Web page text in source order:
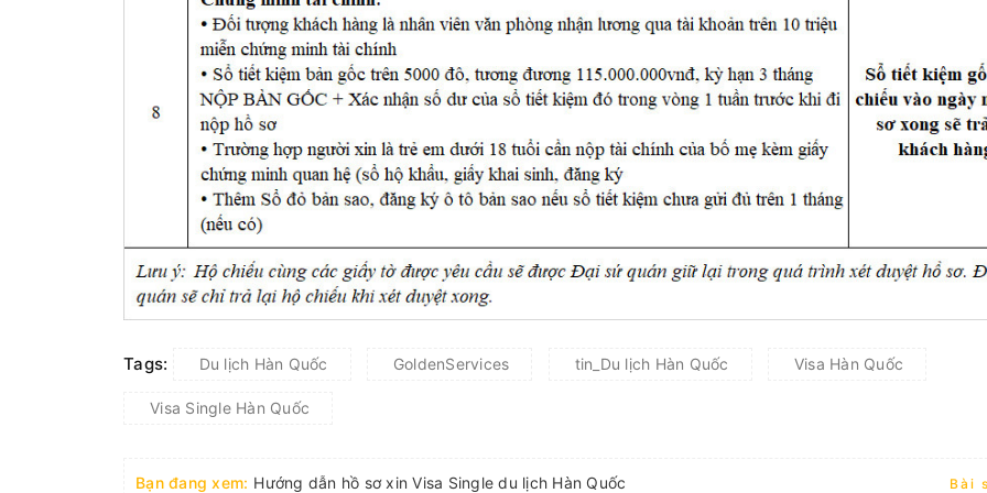
Tags: Du lịch Hàn Quốc GoldenServices tin_Du lịch Hàn Quốc Visa Hàn Quốc
Visa Single Hàn Quốc
Bạn đang xem: Hướng dẫn hồ sơ xin Visa Single du lịch Hàn Quốc Bài